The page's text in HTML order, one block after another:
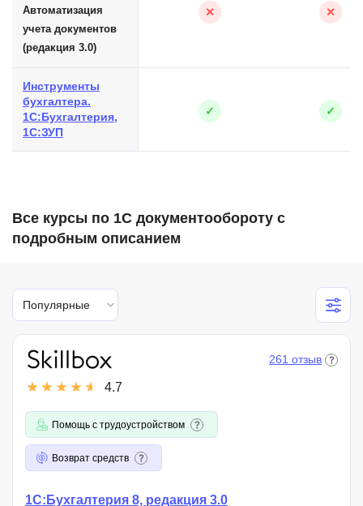
Автоматизация
учета документов
(редакция 3.0)
✕ ✕
Инструменты
бухгалтера.
1С:Бухгалтерия,
1С:ЗУП
✓ ✓
Все курсы по 1С документообороту с
подробным описанием
Популярные
4.7
261 отзыв
Помощь с трудоустройством
Возврат средств
1С:Бухгалтерия 8, редакция 3.0